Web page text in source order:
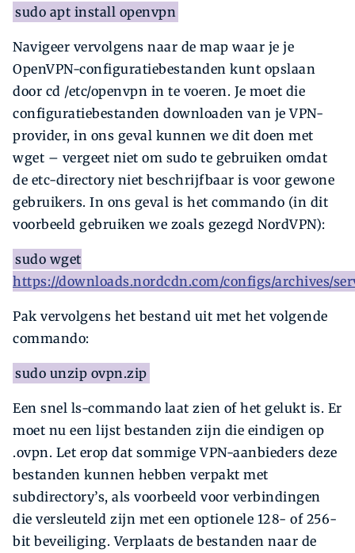
sudo apt install openvpn
Navigeer vervolgens naar de map waar je je
OpenVPN-configuratiebestanden kunt opslaan
door cd /etc/openvpn in te voeren. Je moet die
configuratiebestanden downloaden van je VPN-
provider, in ons geval kunnen we dit doen met
wget – vergeet niet om sudo te gebruiken omdat
de etc-directory niet beschrijfbaar is voor gewone
gebruikers. In ons geval is het commando (in dit
voorbeeld gebruiken we zoals gezegd NordVPN):
sudo wget
https://downloads.nordcdn.com/configs/archives/
Pak vervolgens het bestand uit met het volgende
commando:
sudo unzip ovpn.zip
Een snel ls-commando laat zien of het gelukt is. Er
moet nu een lijst bestanden zijn die eindigen op
.ovpn. Let erop dat sommige VPN-aanbieders deze
bestanden kunnen hebben verpakt met
subdirectory’s, als voorbeeld voor verbindingen
die versleuteld zijn met een optionele 128- of 256-
bit beveiliging. Verplaats de bestanden naar de